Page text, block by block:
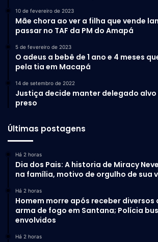
10 de fevereiro de 2023
Mãe chora ao ver a filha que vende
passar no TAF da PM do Amapá
5 de fevereiro de 2023
O adeus a bebê de 1 ano e 4 meses
pela tia em Macapá
14 de setembro de 2022
Justiça decide manter delegado
preso
Últimas postagens
Há 2 horas
Dia dos Pais: A historia de Miracy
na família, motivo de orgulho de sua
Há 2 horas
Homem morre após receber diversos
arma de fogo em Santana; Polícia
envolvidos
Há 2 horas